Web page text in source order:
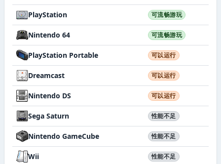
PlayStation 可流畅游玩
Nintendo 64 可流畅游玩
PlayStation Portable 可以运行
Dreamcast 可以运行
Nintendo DS 可以运行
Sega Saturn 性能不足
Nintendo GameCube 性能不足
Wii 性能不足